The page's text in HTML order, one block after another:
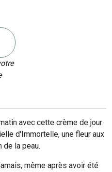
avec cette crème de jour
d'Immortelle, une fleur aux
la peau.
même après avoir été